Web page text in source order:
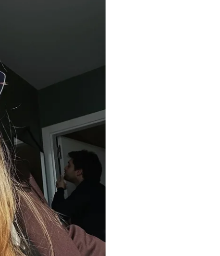
hazırlanmış Aydınlatma Metnimizi okumak ve sitemizde ilgili
almak için lütfen